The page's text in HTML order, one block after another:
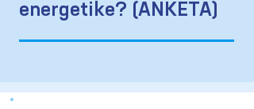
energetike? (ANKETA)